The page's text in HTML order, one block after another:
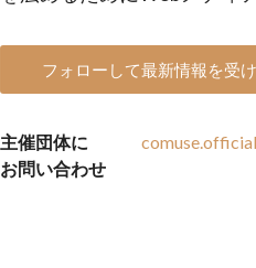
フォローして最新情報を受
主催団体に
お問い合わせ